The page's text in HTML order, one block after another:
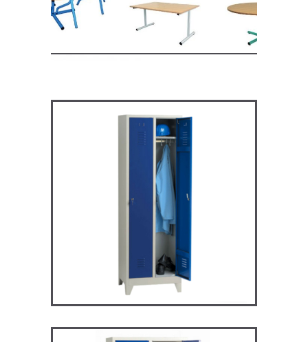
ARV2P – Vestiaire industrie